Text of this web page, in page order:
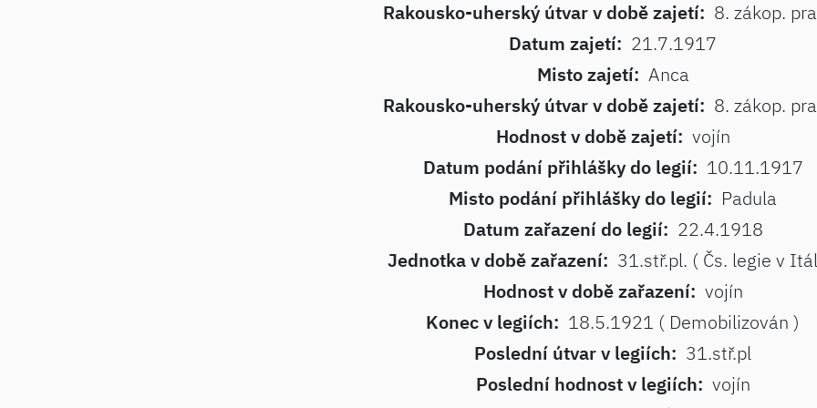
Rakousko-uherský útvar v době zajetí: 8. zákop.
Datum zajetí: 21.7.1917
Misto zajetí: Anca
Rakousko-uherský útvar v době zajetí: 8. zákop.
Hodnost v době zajetí: vojín
Datum podání přihlášky do legií: 10.11.1917
Misto podání přihlášky do legií: Padula
Datum zařazení do legií: 22.4.1918
Jednotka v době zařazení: 31.stř.pl. ( Čs. legie v
Hodnost v době zařazení: vojín
Konec v legiích: 18.5.1921 ( Demobilizován )
Poslední útvar v legiích: 31.stř.pl
Poslední hodnost v legiích: vojín